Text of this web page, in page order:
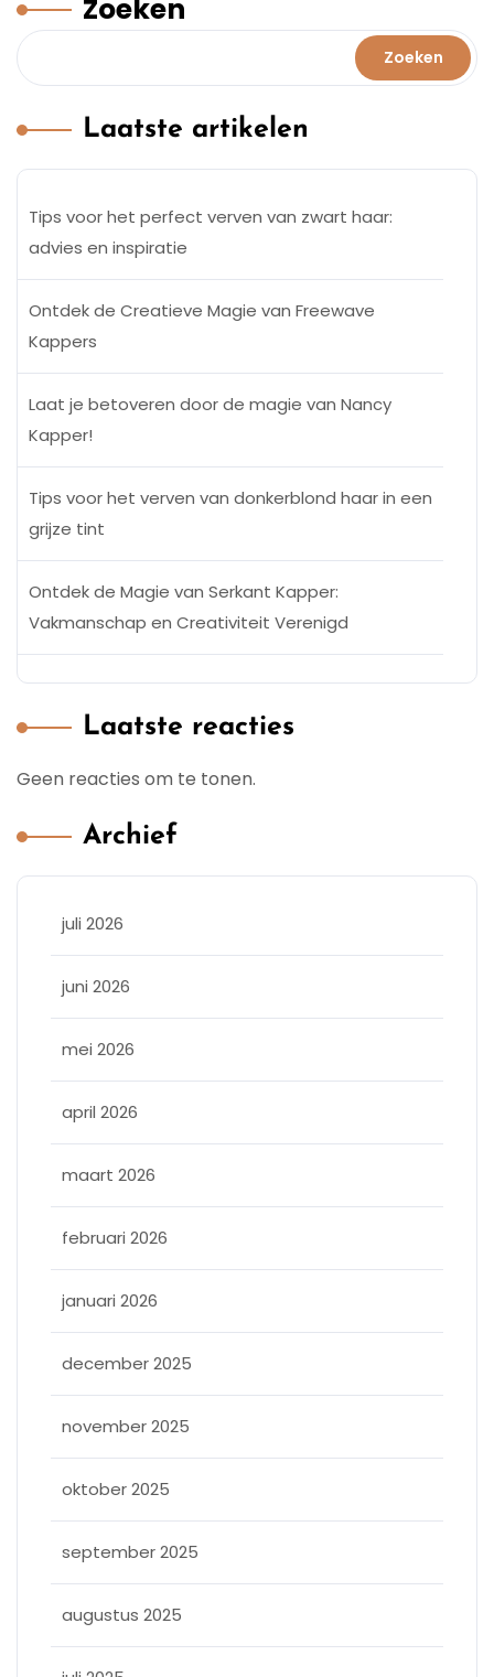
Zoeken
Zoeken
Laatste artikelen
Tips voor het perfect verven van zwart haar:
advies en inspiratie
Ontdek de Creatieve Magie van Freewave
Kappers
Laat je betoveren door de magie van Nancy
Kapper!
Tips voor het verven van donkerblond haar in een
grijze tint
Ontdek de Magie van Serkant Kapper:
Vakmanschap en Creativiteit Verenigd
Laatste reacties
Geen reacties om te tonen.
Archief
juli 2026
juni 2026
mei 2026
april 2026
maart 2026
februari 2026
januari 2026
december 2025
november 2025
oktober 2025
september 2025
augustus 2025